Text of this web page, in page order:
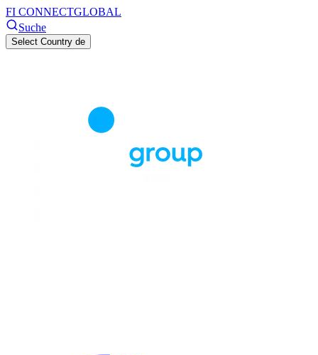
FI CONNECTGLOBAL
Suche
Select Country de